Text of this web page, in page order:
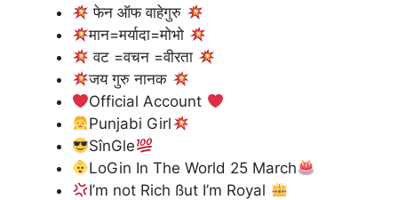
फेन ऑफ वाहेगुरु
मान=मर्यादा=मोभो
वट =वचन =वीरता
जय गुरु नानक
Official Account
Punjabi Girl
SînGle
LoGin In The World 25 March
I’m not Rich ßut I’m Royal